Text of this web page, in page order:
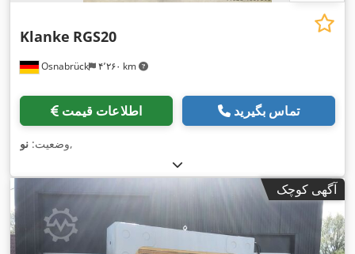
Osnabrück ۴٬۲۶۰ km
Klanke RGS20
اطلاعات قیمت تماس بگیرید
وضعیت: نو ,
آگهی کوچک